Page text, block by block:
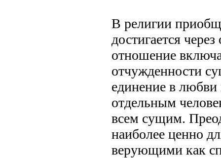
В религии
достигается
отношение
отчужденности
единение в любви
отдельным
всем сущим.
наиболее ценно
верующими как